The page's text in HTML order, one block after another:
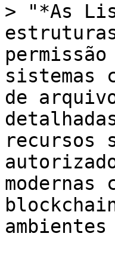
> "*As
sistemas
de
recursos
modernas